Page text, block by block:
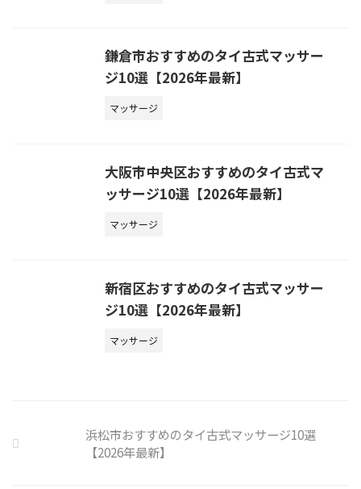
鎌倉市おすすめのタイ古式マッサー
ジ10選【2026年最新】
マッサージ
大阪市中央区おすすめのタイ古式マ
ッサージ10選【2026年最新】
マッサージ
新宿区おすすめのタイ古式マッサー
ジ10選【2026年最新】
マッサージ
浜松市おすすめのタイ古式マッサージ10選
【2026年最新】